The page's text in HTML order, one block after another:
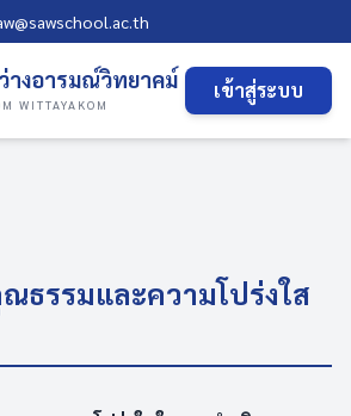
างอารมณ์วิทยาคม์
WITTAYAKOM
เข้าสู่ระบบ
ธรรมและความโปร่งใส